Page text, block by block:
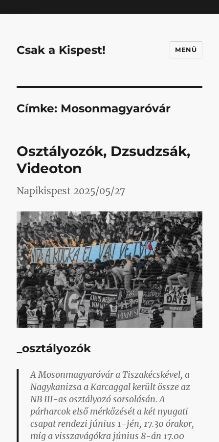
Csak a Kispest! MENÜ
Címke: Mosonmagyaróvár
Osztályozók, Dzsudzsák,
Videoton
Napikispest 2025/05/27
_osztályozók
A Mosonmagyaróvár a Tiszakécskével, a
Nagykanizsa a Karcaggal került össze az
NB III-as osztályozó sorsolásán. A
párharcok első mérkőzését a két nyugati
csapat rendezi június 1-jén, 17.30 órakor,
míg a visszavágókra június 8-án 17.00